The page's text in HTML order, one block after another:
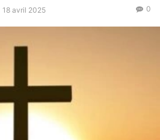
18 avril 2025 0